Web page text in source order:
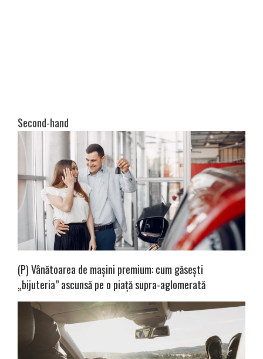
Second-hand
(P) Vânătoarea de mașini premium: cum găsești
„bijuteria” ascunsă pe o piață supra-aglomerată